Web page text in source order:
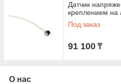
Датчик
креплением на
Под заказ
91 100 ₸
О нас